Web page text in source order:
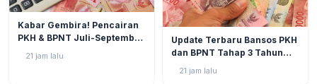
Kabar Gembira! Pencairan
PKH & BPNT Juli-September
Muncul!
21 jam lalu
Update Terbaru Bansos PKH
dan BPNT Tahap 3 Tahun
Semakin Mendekati
21 jam lalu